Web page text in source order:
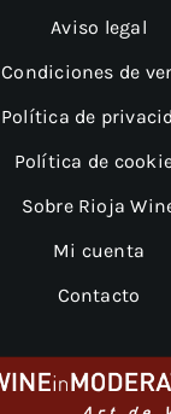
Aviso legal
Condiciones de
Política de
Política de
Sobre Rioja
Mi cuenta
Contacto